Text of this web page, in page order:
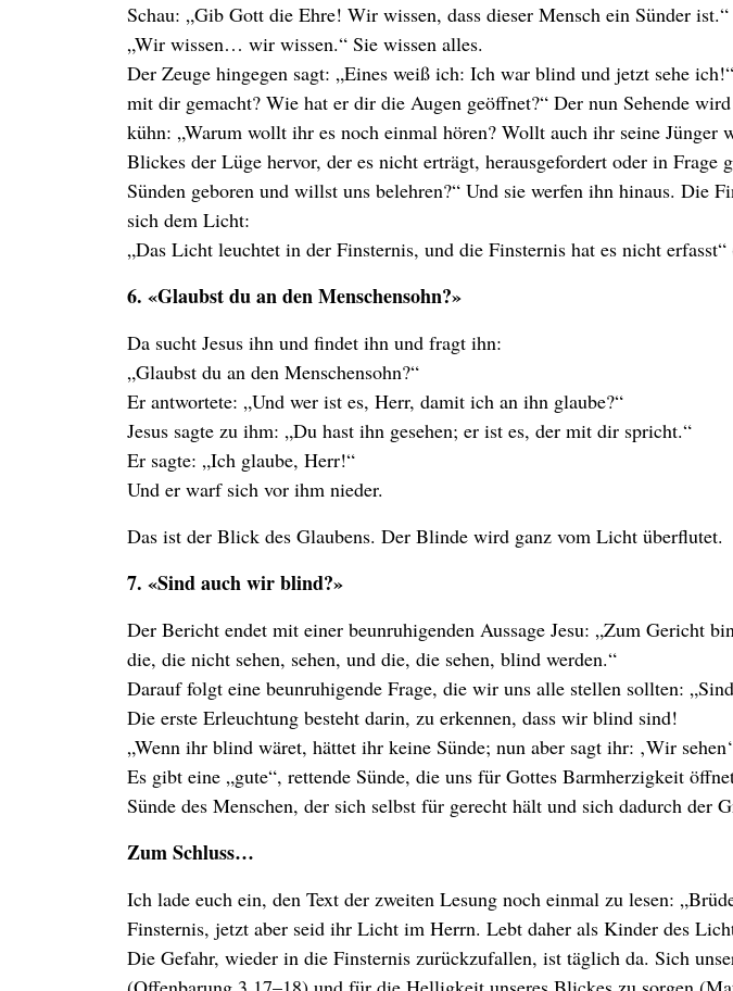
Schau: „Gib Gott die Ehre! Wir wissen, dass dieser Mensch ein Sünder ist.“
„Wir wissen… wir wissen.“ Sie wissen alles.
Der Zeuge hingegen sagt: „Eines weiß ich: Ich war blind und jetzt sehe
mit dir gemacht? Wie hat er dir die Augen geöffnet?“ Der nun Sehende
kühn: „Warum wollt ihr es noch einmal hören? Wollt auch ihr seine Jünger
Blickes der Lüge hervor, der es nicht erträgt, herausgefordert oder in Frage
Sünden geboren und willst uns belehren?“ Und sie werfen ihn hinaus. Die
sich dem Licht:
„Das Licht leuchtet in der Finsternis, und die Finsternis hat es nicht erfasst“
6. «Glaubst du an den Menschensohn?»
Da sucht Jesus ihn und findet ihn und fragt ihn:
„Glaubst du an den Menschensohn?“
Er antwortete: „Und wer ist es, Herr, damit ich an ihn glaube?“
Jesus sagte zu ihm: „Du hast ihn gesehen; er ist es, der mit dir spricht.“
Er sagte: „Ich glaube, Herr!“
Und er warf sich vor ihm nieder.
Das ist der Blick des Glaubens. Der Blinde wird ganz vom Licht überflutet.
7. «Sind auch wir blind?»
Der Bericht endet mit einer beunruhigenden Aussage Jesu: „Zum Gericht
die, die nicht sehen, sehen, und die, die sehen, blind werden.“
Darauf folgt eine beunruhigende Frage, die wir uns alle stellen sollten:
Die erste Erleuchtung besteht darin, zu erkennen, dass wir blind sind!
„Wenn ihr blind wäret, hättet ihr keine Sünde; nun aber sagt ihr: ‚Wir
Es gibt eine „gute“, rettende Sünde, die uns für Gottes Barmherzigkeit
Sünde des Menschen, der sich selbst für gerecht hält und sich dadurch der
Zum Schluss…
Ich lade euch ein, den Text der zweiten Lesung noch einmal zu lesen:
Finsternis, jetzt aber seid ihr Licht im Herrn. Lebt daher als Kinder des
Die Gefahr, wieder in die Finsternis zurückzufallen, ist täglich da. Sich